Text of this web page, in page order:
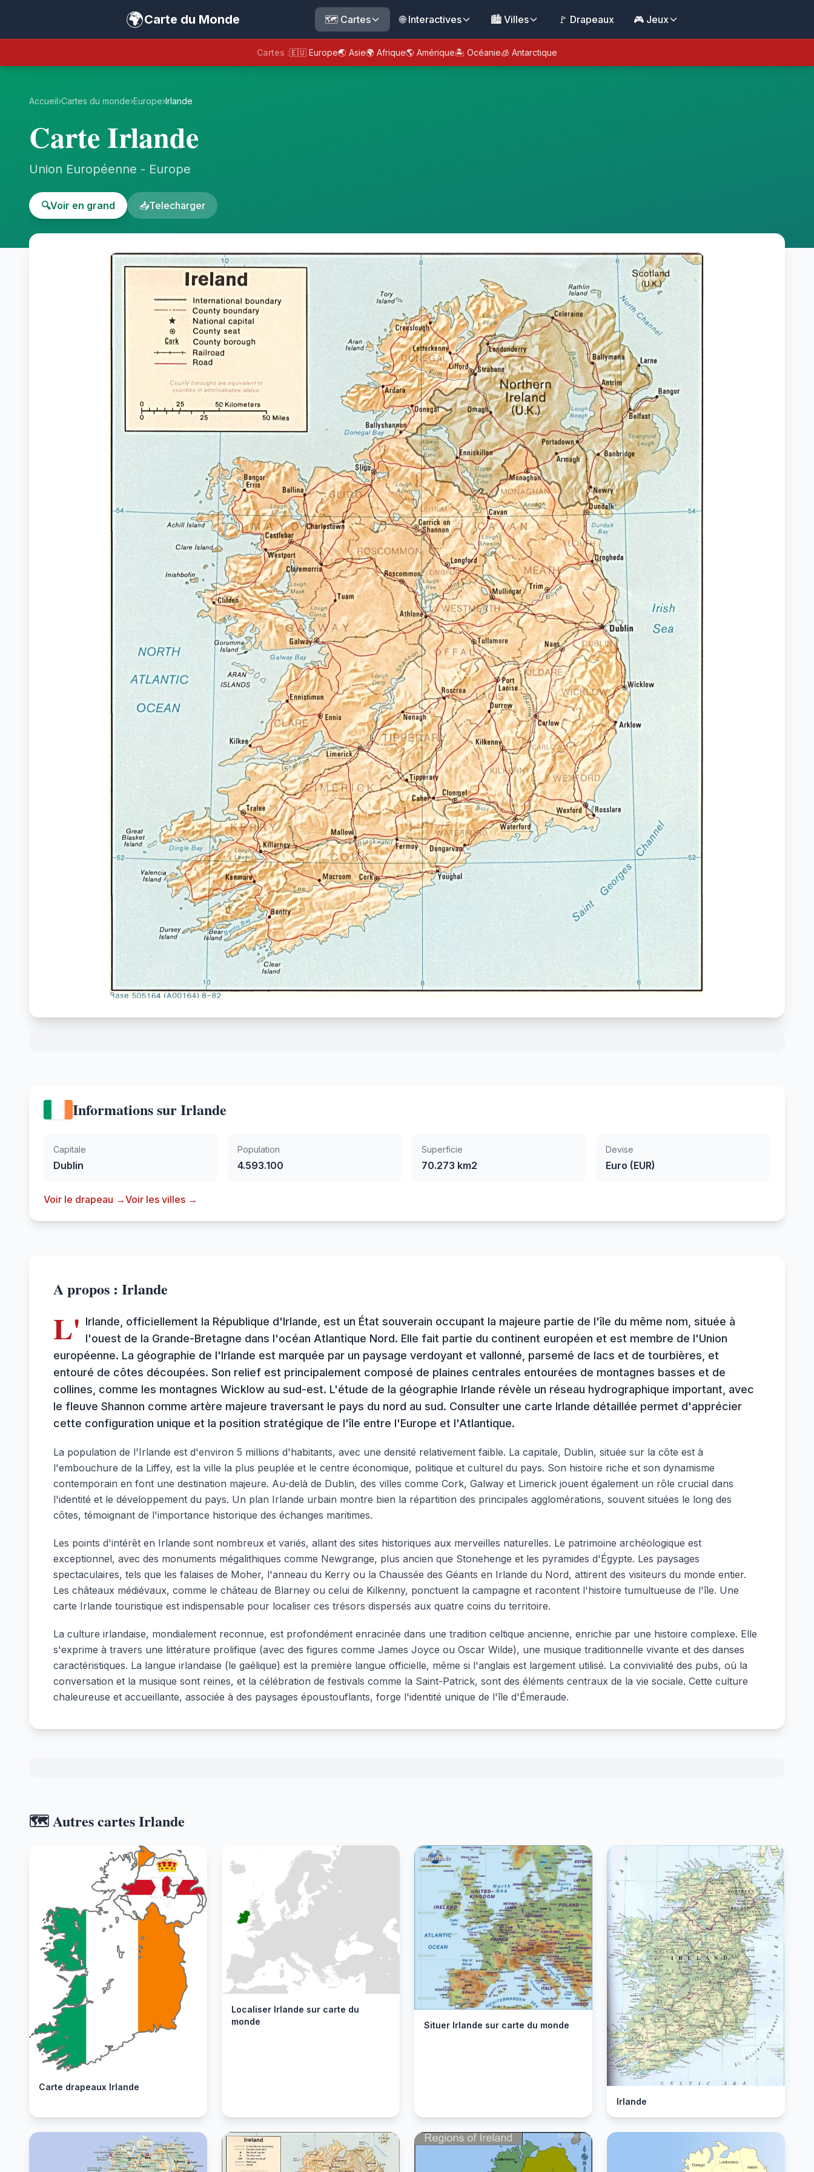
🌍Carte du Monde 🗺️ Cartes 🌐 Interactives 🏙️ Villes 🚩 Drapeaux 🎮 Jeux
Cartes :🇪🇺 Europe🌏 Asie🌍 Afrique🌎 Amérique🏝️ Océanie🧊 Antarctique
Accueil›Cartes du monde›Europe›Irlande
Carte Irlande
Union Européenne - Europe
🔍Voir en grand 📥Telecharger
Informations sur Irlande
Capitale
Dublin
Population
4.593.100
Superficie
70.273 km2
Devise
Euro (EUR)
Voir le drapeau →Voir les villes →
A propos : Irlande
L' Irlande, officiellement la République d'Irlande, est un État souverain occupant la majeure partie de l'île du même nom, située à
l'ouest de la Grande-Bretagne dans l'océan Atlantique Nord. Elle fait partie du continent européen et est membre de l'Union
européenne. La géographie de l'Irlande est marquée par un paysage verdoyant et vallonné, parsemé de lacs et de tourbières, et
entouré de côtes découpées. Son relief est principalement composé de plaines centrales entourées de montagnes basses et de
collines, comme les montagnes Wicklow au sud-est. L'étude de la géographie Irlande révèle un réseau hydrographique important, avec
le fleuve Shannon comme artère majeure traversant le pays du nord au sud. Consulter une carte Irlande détaillée permet d'apprécier
cette configuration unique et la position stratégique de l'île entre l'Europe et l'Atlantique.
La population de l'Irlande est d'environ 5 millions d'habitants, avec une densité relativement faible. La capitale, Dublin, située sur la côte est à
l'embouchure de la Liffey, est la ville la plus peuplée et le centre économique, politique et culturel du pays. Son histoire riche et son dynamisme
contemporain en font une destination majeure. Au-delà de Dublin, des villes comme Cork, Galway et Limerick jouent également un rôle crucial dans
l'identité et le développement du pays. Un plan Irlande urbain montre bien la répartition des principales agglomérations, souvent situées le long des
côtes, témoignant de l'importance historique des échanges maritimes.
Les points d'intérêt en Irlande sont nombreux et variés, allant des sites historiques aux merveilles naturelles. Le patrimoine archéologique est
exceptionnel, avec des monuments mégalithiques comme Newgrange, plus ancien que Stonehenge et les pyramides d'Égypte. Les paysages
spectaculaires, tels que les falaises de Moher, l'anneau du Kerry ou la Chaussée des Géants en Irlande du Nord, attirent des visiteurs du monde entier.
Les châteaux médiévaux, comme le château de Blarney ou celui de Kilkenny, ponctuent la campagne et racontent l'histoire tumultueuse de l'île. Une
carte Irlande touristique est indispensable pour localiser ces trésors dispersés aux quatre coins du territoire.
La culture irlandaise, mondialement reconnue, est profondément enracinée dans une tradition celtique ancienne, enrichie par une histoire complexe. Elle
s'exprime à travers une littérature prolifique (avec des figures comme James Joyce ou Oscar Wilde), une musique traditionnelle vivante et des danses
caractéristiques. La langue irlandaise (le gaélique) est la première langue officielle, même si l'anglais est largement utilisé. La convivialité des pubs, où la
conversation et la musique sont reines, et la célébration de festivals comme la Saint-Patrick, sont des éléments centraux de la vie sociale. Cette culture
chaleureuse et accueillante, associée à des paysages époustouflants, forge l'identité unique de l'île d'Émeraude.
🗺️ Autres cartes Irlande
Carte drapeaux Irlande
Localiser Irlande sur carte du
monde
Situer Irlande sur carte du monde
Irlande